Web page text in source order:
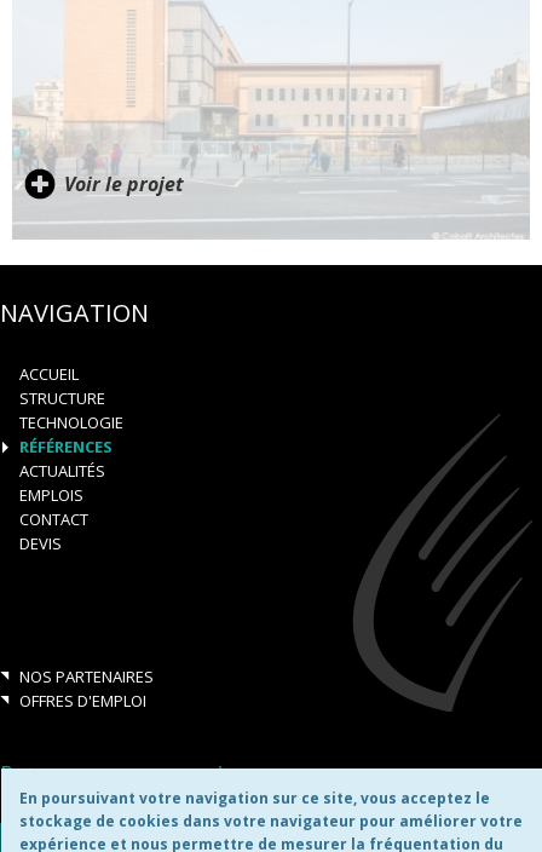
Voir le projet
NAVIGATION
ACCUEIL
STRUCTURE
TECHNOLOGIE
RÉFÉRENCES
ACTUALITÉS
EMPLOIS
CONTACT
DEVIS
NOS PARTENAIRES
OFFRES D'EMPLOI
Retrouvez-nous aussi sur:
En poursuivant votre navigation sur ce site, vous acceptez le
stockage de cookies dans votre navigateur pour améliorer votre
expérience et nous permettre de mesurer la fréquentation du